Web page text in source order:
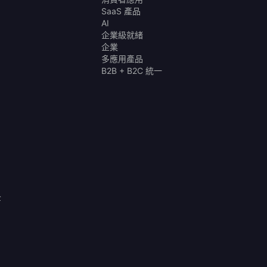
SaaS 產品
AI
企業級就緒
企業
多應用產品
B2B + B2C 統一